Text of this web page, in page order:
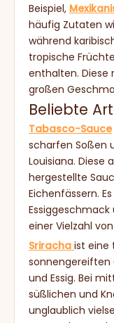
Beispiel,
häufig Zutaten
während
tropische
enthalten. Diese
großen
Beliebte
Tabasco-Sauce
scharfen Soßen
Louisiana. Diese
hergestellte
Eichenfässern.
einer Vielzahl
Sriracha ist eine
sonnengereiften
und Essig. Bei
süßlichen und
unglaublich